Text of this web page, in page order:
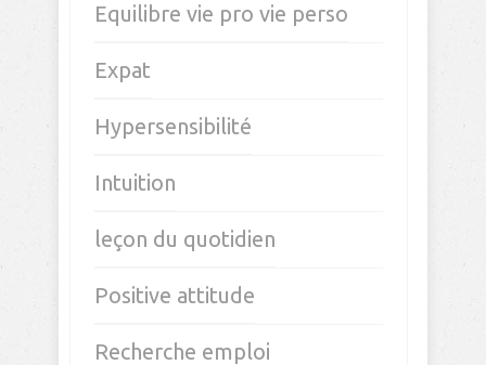
Equilibre vie pro vie perso
Expat
Hypersensibilité
Intuition
leçon du quotidien
Positive attitude
Recherche emploi